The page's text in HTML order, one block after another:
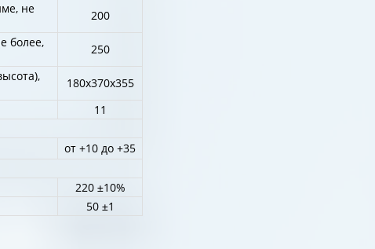
не
200
более,
250
180х370х355
11
от +10 до +35
220 ±10%
50 ±1